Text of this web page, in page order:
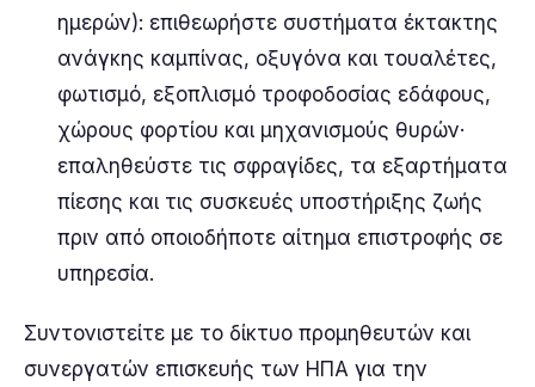
ημερών): επιθεωρήστε συστήματα έκτακτης
ανάγκης καμπίνας, οξυγόνα και τουαλέτες,
φωτισμό, εξοπλισμό τροφοδοσίας εδάφους,
χώρους φορτίου και μηχανισμούς θυρών·
επαληθεύστε τις σφραγίδες, τα εξαρτήματα
πίεσης και τις συσκευές υποστήριξης ζωής
πριν από οποιοδήποτε αίτημα επιστροφής σε
υπηρεσία.
Συντονιστείτε με το δίκτυο προμηθευτών και
συνεργατών επισκευής των ΗΠΑ για την